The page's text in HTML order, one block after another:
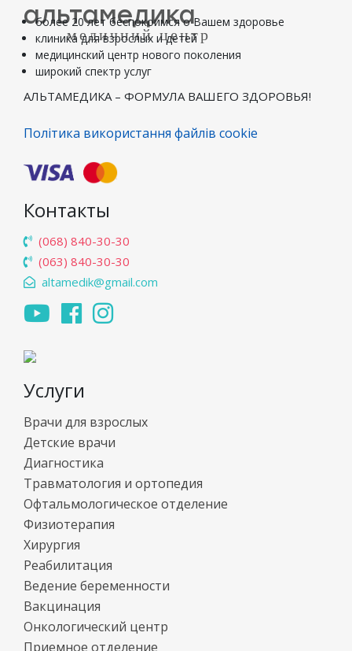
альтамедика
медичний центр
более 20 лет беспокоимся о Вашем здоровье
клиника для взрослых и детей
медицинский центр нового поколения
широкий спектр услуг
АЛЬТАМЕДИКА – ФОРМУЛА ВАШЕГО ЗДОРОВЬЯ!
Політика використання файлів cookie
Контакты
(068) 840-30-30
(063) 840-30-30
altamedik@gmail.com
Услуги
Врачи для взрослых
Детские врачи
Диагностика
Травматология и ортопедия
Офтальмологическое отделение
Физиотерапия
Хирургия
Реабилитация
Ведение беременности
Вакцинация
Онкологический центр
Приемное отделение